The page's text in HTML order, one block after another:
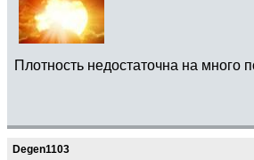
Плотность недостаточна на много
Degen1103